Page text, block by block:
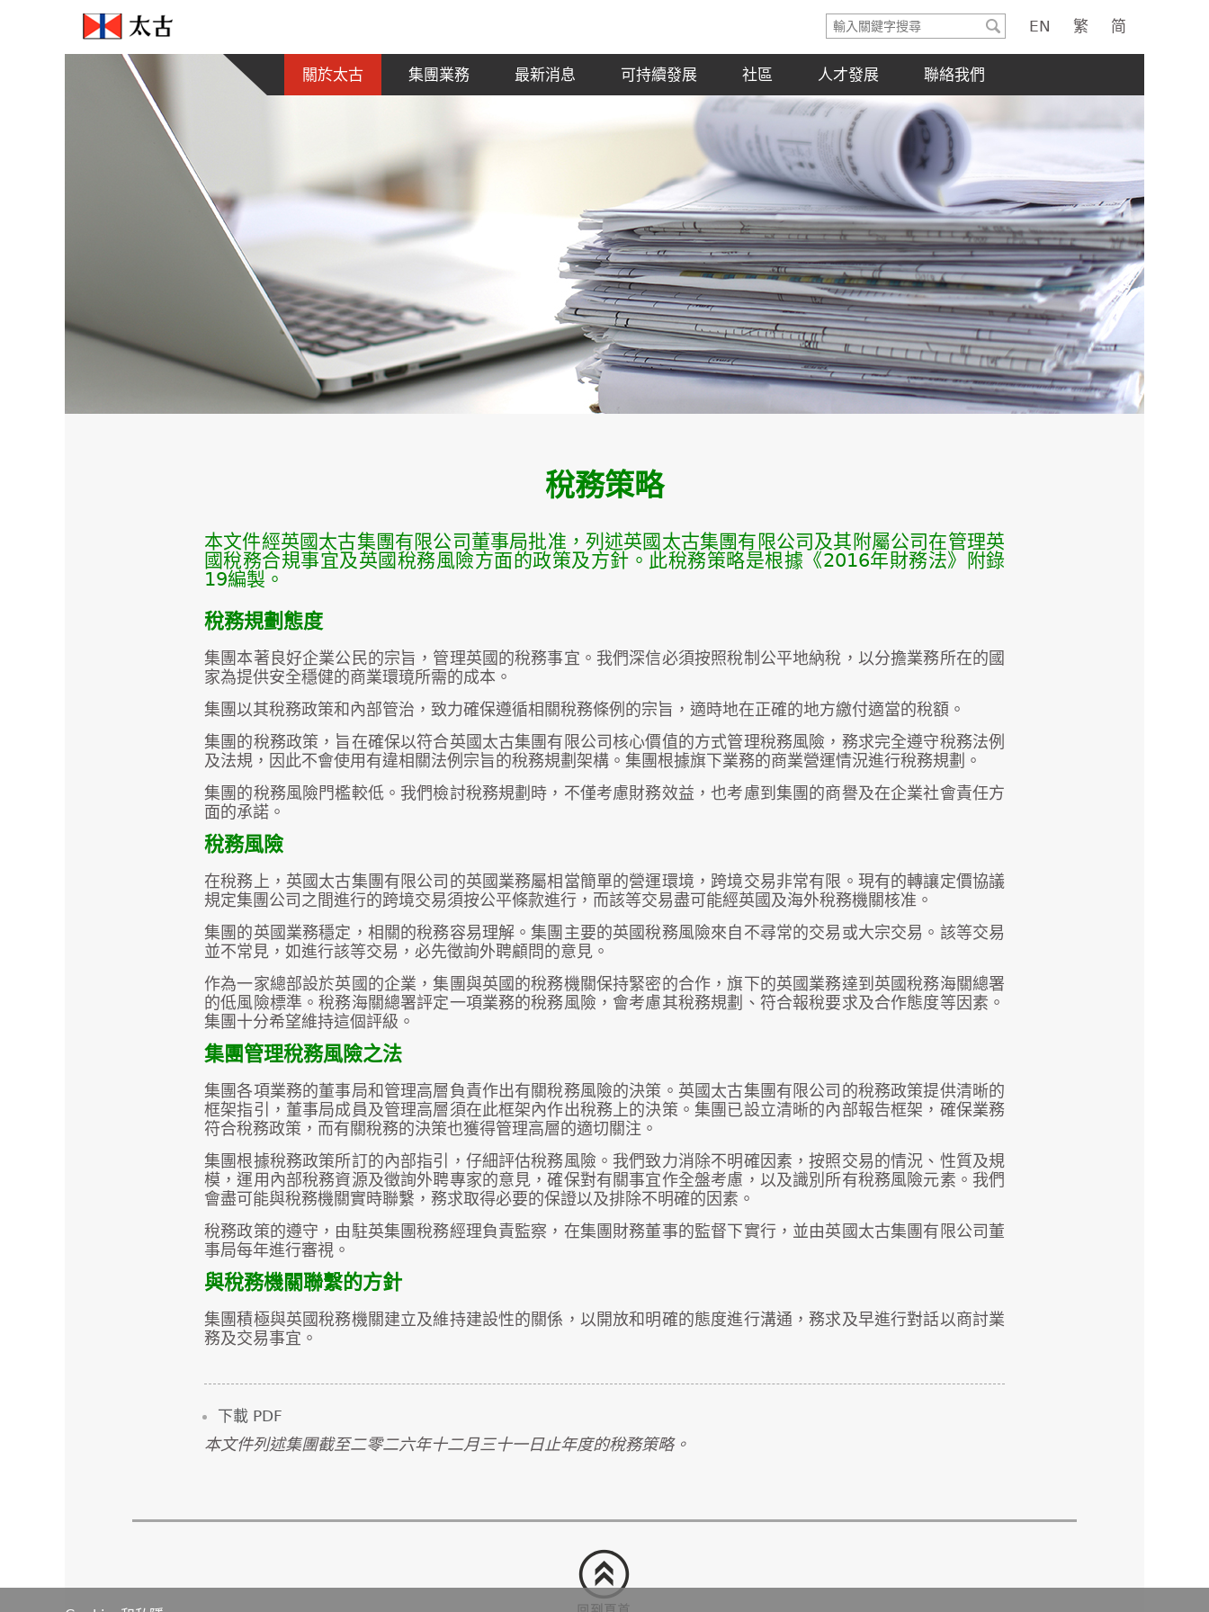
輸
入
鍵
字
搜
尋
EN 繁 简
關於太古 集團業務 最新消息 可持續發展 社區 人才發展 聯絡我們
稅務策略
本文件經英國太古集團有限公司董事局批准，列述英國太古集團有限公司及其附屬公司在管理英
國稅務合規事宜及英國稅務風險方面的政策及方針。此稅務策略是根據《2016年財務法》附錄
19編製。
稅務規劃態度
集團本著良好企業公民的宗旨，管理英國的稅務事宜。我們深信必須按照稅制公平地納稅，以分擔業務所在的國
家為提供安全穩健的商業環璄所需的成本。
集團以其稅務政策和內部管治，致力確保遵循相關稅務條例的宗旨，適時地在正確的地方繳付適當的稅額。
集團的稅務政策，旨在確保以符合英國太古集團有限公司核心價值的方式管理稅務風險，務求完全遵守稅務法例
及法規，因此不會使用有違相關法例宗旨的稅務規劃架構。集團根據旗下業務的商業營運情況進行稅務規劃。
集團的稅務風險門檻較低。我們檢討稅務規劃時，不僅考慮財務效益，也考慮到集團的商譽及在企業社會責任方
面的承諾。
稅務風險
在稅務上，英國太古集團有限公司的英國業務屬相當簡單的營運環境，跨境交易非常有限。現有的轉讓定價協議
規定集團公司之間進行的跨境交易須按公平條款進行，而該等交易盡可能經英國及海外稅務機關核准。
集團的英國業務穩定，相關的稅務容易理解。集團主要的英國稅務風險來自不尋常的交易或大宗交易。該等交易
並不常見，如進行該等交易，必先徵詢外聘顧問的意見。
作為一家總部設於英國的企業，集團與英國的稅務機關保持緊密的合作，旗下的英國業務達到英國稅務海關總署
的低風險標準。稅務海關總署評定一項業務的稅務風險，會考慮其稅務規劃、符合報稅要求及合作態度等因素。
集團十分希望維持這個評級。
集團管理稅務風險之法
集團各項業務的董事局和管理高層負責作出有關稅務風險的決策。英國太古集團有限公司的稅務政策提供清晰的
框架指引，董事局成員及管理高層須在此框架內作出稅務上的決策。集團已設立清晰的內部報告框架，確保業務
符合稅務政策，而有關稅務的決策也獲得管理高層的適切關注。
集團根據稅務政策所訂的內部指引，仔細評估稅務風險。我們致力消除不明確因素，按照交易的情況、性質及規
模，運用內部稅務資源及徵詢外聘專家的意見，確保對有關事宜作全盤考慮，以及識別所有稅務風險元素。我們
會盡可能與稅務機關實時聯繫，務求取得必要的保證以及排除不明確的因素。
稅務政策的遵守，由駐英集團稅務經理負責監察，在集團財務董事的監督下實行，並由英國太古集團有限公司董
事局每年進行審視。
與稅務機關聯繫的方針
集團積極與英國稅務機關建立及維持建設性的關係，以開放和明確的態度進行溝通，務求及早進行對話以商討業
務及交易事宜。
下載 PDF
本文件列述集團截至二零二六年十二月三十一日止年度的稅務策略。